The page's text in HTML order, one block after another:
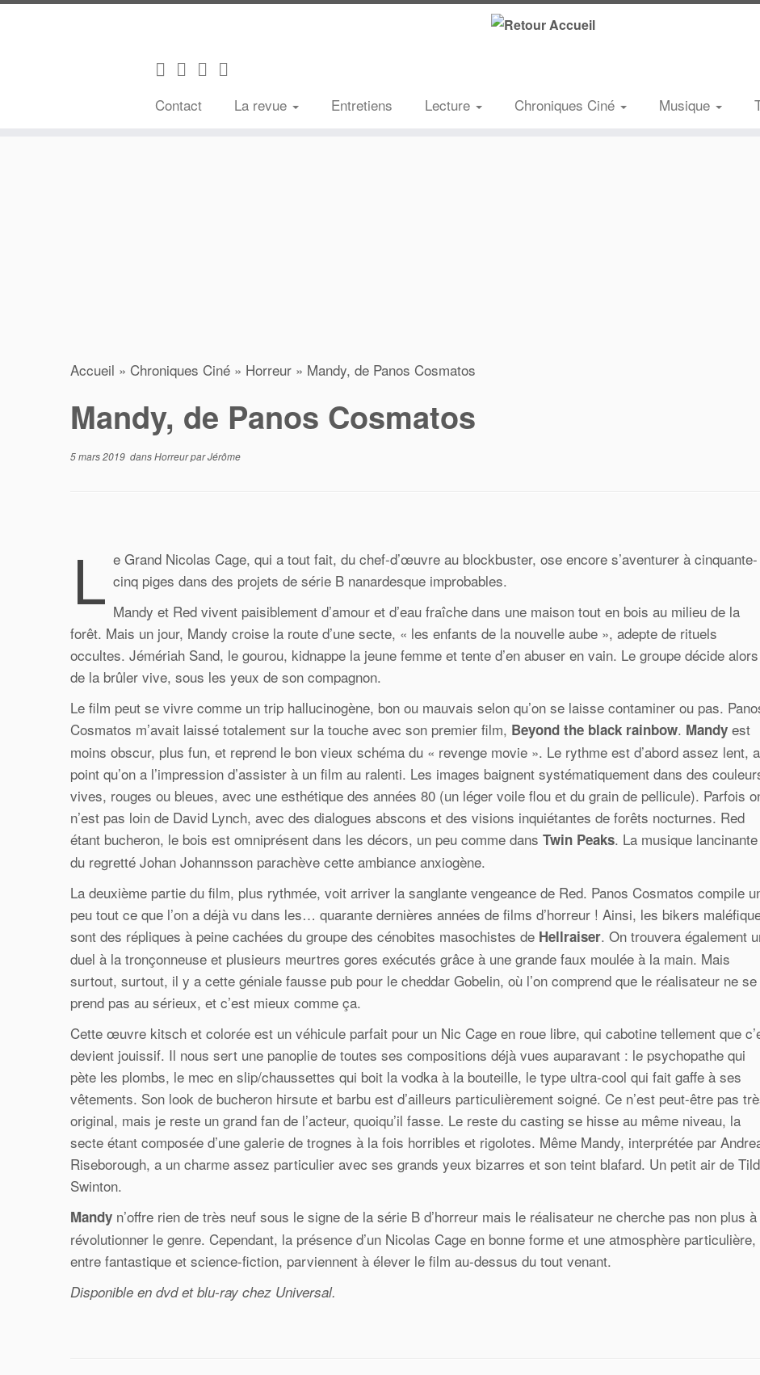
Contact La revue Entretiens Lecture Chroniques Ciné Musique
Accueil » Chroniques Ciné » Horreur » Mandy, de Panos Cosmatos
Mandy, de Panos Cosmatos
5 mars 2019 dansHorreurparJérôme
L e Grand Nicolas Cage, qui a tout fait, du chef-d’œuvre au blockbuster, ose encore s’aventurer à cinquante-
cinq piges dans des projets de série B nanardesque improbables.
Mandy et Red vivent paisiblement d’amour et d’eau fraîche dans une maison tout en bois au milieu de la
forêt. Mais un jour, Mandy croise la route d’une secte, « les enfants de la nouvelle aube », adepte de rituels
occultes. Jémériah Sand, le gourou, kidnappe la jeune femme et tente d’en abuser en vain. Le groupe décide alors
de la brûler vive, sous les yeux de son compagnon.
Le film peut se vivre comme un trip hallucinogène, bon ou mauvais selon qu’on se laisse contaminer ou pas.
Cosmatos m’avait laissé totalement sur la touche avec son premier film, Beyond the black rainbow. Mandy est
moins obscur, plus fun, et reprend le bon vieux schéma du « revenge movie ». Le rythme est d’abord assez lent,
point qu’on a l’impression d’assister à un film au ralenti. Les images baignent systématiquement dans des
vives, rouges ou bleues, avec une esthétique des années 80 (un léger voile flou et du grain de pellicule). Parfois
n’est pas loin de David Lynch, avec des dialogues abscons et des visions inquiétantes de forêts nocturnes. Red
étant bucheron, le bois est omniprésent dans les décors, un peu comme dans Twin Peaks. La musique lancinante
du regretté Johan Johannsson parachève cette ambiance anxiogène.
La deuxième partie du film, plus rythmée, voit arriver la sanglante vengeance de Red. Panos Cosmatos compile
peu tout ce que l’on a déjà vu dans les… quarante dernières années de films d’horreur ! Ainsi, les bikers
sont des répliques à peine cachées du groupe des cénobites masochistes de Hellraiser. On trouvera également
duel à la tronçonneuse et plusieurs meurtres gores exécutés grâce à une grande faux moulée à la main. Mais
surtout, surtout, il y a cette géniale fausse pub pour le cheddar Gobelin, où l’on comprend que le réalisateur ne se
prend pas au sérieux, et c’est mieux comme ça.
Cette œuvre kitsch et colorée est un véhicule parfait pour un Nic Cage en roue libre, qui cabotine tellement que
devient jouissif. Il nous sert une panoplie de toutes ses compositions déjà vues auparavant : le psychopathe qui
pète les plombs, le mec en slip/chaussettes qui boit la vodka à la bouteille, le type ultra-cool qui fait gaffe à ses
vêtements. Son look de bucheron hirsute et barbu est d’ailleurs particulièrement soigné. Ce n’est peut-être pas
original, mais je reste un grand fan de l’acteur, quoiqu’il fasse. Le reste du casting se hisse au même niveau, la
secte étant composée d’une galerie de trognes à la fois horribles et rigolotes. Même Mandy, interprétée par
Riseborough, a un charme assez particulier avec ses grands yeux bizarres et son teint blafard. Un petit air de
Swinton.
Mandy n’offre rien de très neuf sous le signe de la série B d’horreur mais le réalisateur ne cherche pas non plus à
révolutionner le genre. Cependant, la présence d’un Nicolas Cage en bonne forme et une atmosphère particulière,
entre fantastique et science-fiction, parviennent à élever le film au-dessus du tout venant.
Disponible en dvd et blu-ray chez Universal.